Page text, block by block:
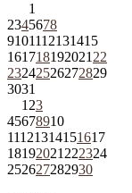
1
2345678
9101112131415
161718192021 22
23242526272829
3031
1 23
45678910
11121314151617
18192021 222324
252627282930